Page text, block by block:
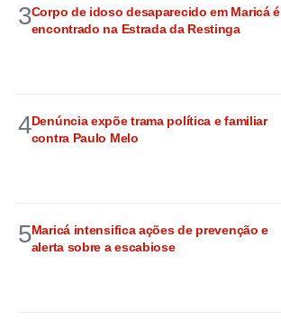
3Corpo de idoso desaparecido em Maricá é
encontrado na Estrada da Restinga
4Denúncia expõe trama política e familiar
contra Paulo Melo
5Maricá intensifica ações de prevenção e
alerta sobre a escabiose